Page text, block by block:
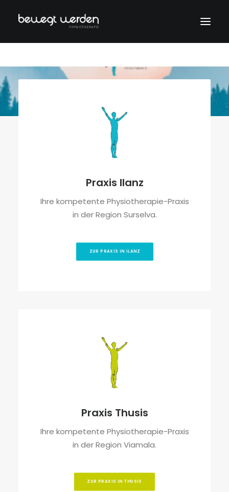
Praxis Ilanz
Ihre kompetente Physiotherapie-Praxis
in der Region Surselva.
ZUR PRAXIS IN ILANZ
Praxis Thusis
Ihre kompetente Physiotherapie-Praxis
in der Region Viamala.
ZUR PRAXIS IN THUSIS